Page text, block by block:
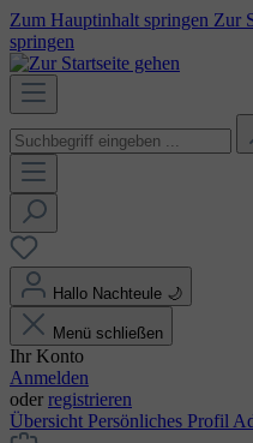
Zum Hauptinhalt springen Zur
springen
Hallo Nachteule 🌙
Menü schließen
Ihr Konto
Anmelden
oder registrieren
Übersicht Persönliches Profil